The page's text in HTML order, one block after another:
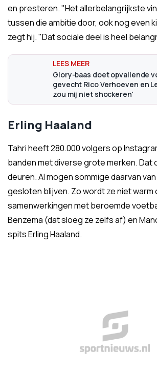
en presteren. "Het allerbelangrijkste
tussen die ambitie door, ook nog even
zegt hij. "Dat sociale deel is heel
Glory-baas doet opvallende
gevecht Rico Verhoeven en
zou mij niet shockeren'
Erling Haaland
Tahri heeft 280.000 volgers op
banden met diverse grote merken. Dat
deuren. Al mogen sommige daarvan
gesloten blijven. Zo wordt ze niet warm
samenwerkingen met beroemde
Benzema (dat sloeg ze zelfs af) en
spits Erling Haaland.